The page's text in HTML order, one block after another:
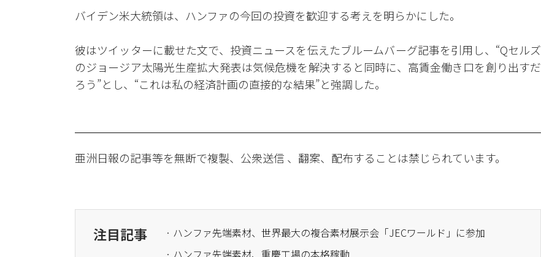
バイデン米大統領は、ハンファの今回の投資を歓迎する考えを明らかにした。
彼はツイッターに載せた文で、投資ニュースを伝えたブルームバーグ記事を引用し、“Qセルズ
のジョージア太陽光生産拡大発表は気候危機を解決すると同時に、高賃金働き口を創り出すだ
ろう”とし、“これは私の経済計画の直接的な結果”と強調した。
亜洲日報の記事等を無断で複製、公衆送信 、翻案、配布することは禁じられています。
注目記事
· ハンファ先端素材、世界最大の複合素材展示会「JECワールド」に参加
· ハンファ先端素材、重慶工場の本格稼動